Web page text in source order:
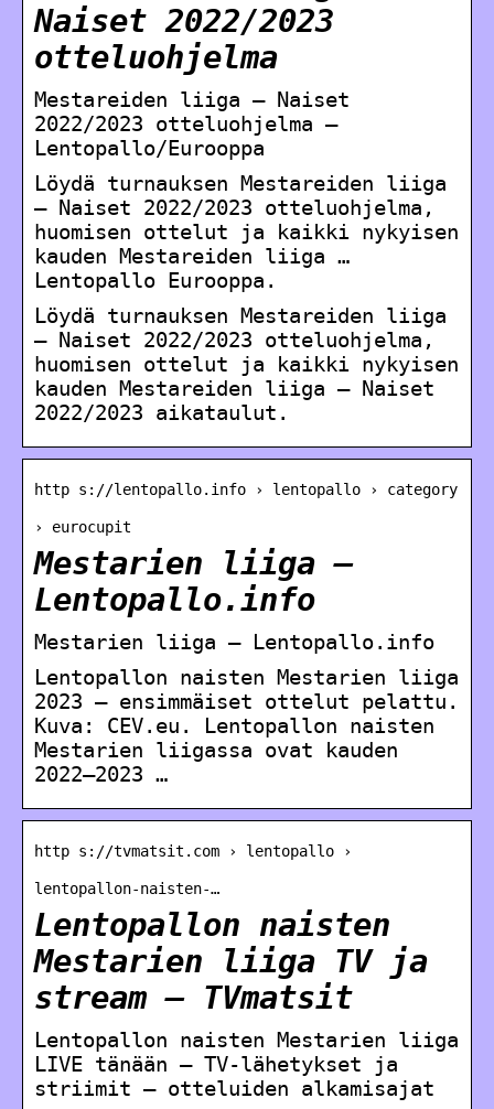
Naiset 2022/2023
otteluohjelma
Mestareiden liiga – Naiset
2022/2023 otteluohjelma –
Lentopallo/Eurooppa
Löydä turnauksen Mestareiden liiga
– Naiset 2022/2023 otteluohjelma,
huomisen ottelut ja kaikki nykyisen
kauden Mestareiden liiga …
Lentopallo Eurooppa.
Löydä turnauksen Mestareiden liiga
– Naiset 2022/2023 otteluohjelma,
huomisen ottelut ja kaikki nykyisen
kauden Mestareiden liiga – Naiset
2022/2023 aikataulut.
http s://lentopallo.info › lentopallo › category
› eurocupit
Mestarien liiga –
Lentopallo.info
Mestarien liiga – Lentopallo.info
Lentopallon naisten Mestarien liiga
2023 – ensimmäiset ottelut pelattu.
Kuva: CEV.eu. Lentopallon naisten
Mestarien liigassa ovat kauden
2022–2023 …
http s://tvmatsit.com › lentopallo ›
lentopallon-naisten-…
Lentopallon naisten
Mestarien liiga TV ja
stream – TVmatsit
Lentopallon naisten Mestarien liiga
LIVE tänään – TV-lähetykset ja
striimit – otteluiden alkamisajat